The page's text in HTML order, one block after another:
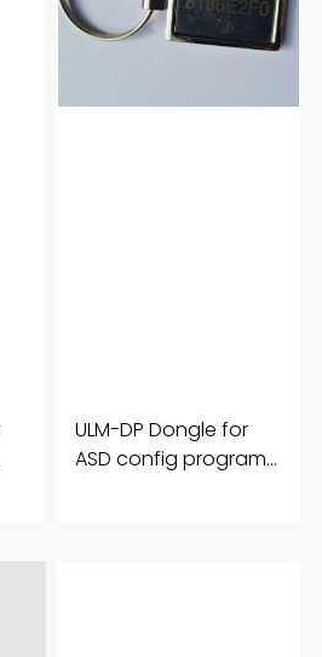
ULM-DP Dongle for
ASD config program